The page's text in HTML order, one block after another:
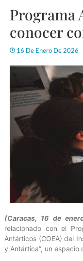
Programa
conocer
16 De Enero De 2026
(Caracas, 16 de
relacionado con el
Antárticos (COEA) del
y Antártica”, un